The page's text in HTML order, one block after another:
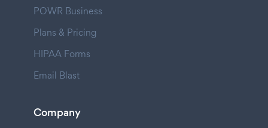
POWR Business
Plans & Pricing
HIPAA Forms
Email Blast
Company